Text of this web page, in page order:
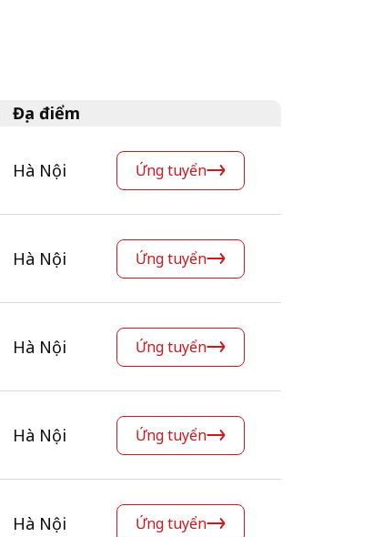
Địa điểm
Hà Nội Ứng tuyển
Hà Nội Ứng tuyển
Hà Nội Ứng tuyển
Hà Nội Ứng tuyển
Hà Nội Ứng tuyển